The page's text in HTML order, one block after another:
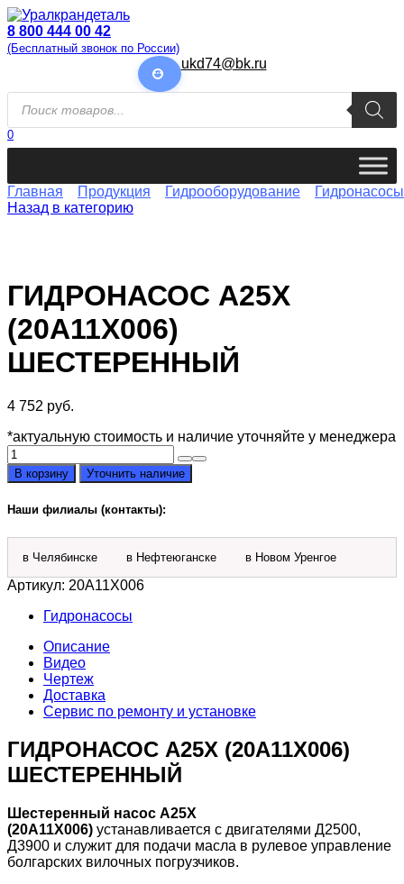
Перейти
к
содержанию
8 800 444 00 42
(Бесплатный звонок по России)
ukd74@bk.ru
Поиск
товаров
0
Главная Продукция Гидрооборудование
Гидронасосы
Назад в категорию
ГИДРОНАСОС А25Х
(20А11Х006)
ШЕСТЕРЕННЫЙ
4 752 руб.
*актуальную стоимость и наличие уточняйте у менеджера
Количество
товара
Гидронасос
А25Х
(20А11Х006)
шестеренный
В корзину Уточнить наличие
Наши филиалы (контакты):
в Челябинске в Нефтеюганске в Новом Уренгое
Артикул: 20А11Х006
Гидронасосы
Описание
Видео
Чертеж
Доставка
Сервис по ремонту и установке
ГИДРОНАСОС А25Х (20А11Х006)
ШЕСТЕРЕННЫЙ
Шестеренный насос А25Х
(20А11Х006) устанавливается с двигателями Д2500,
Д3900 и служит для подачи масла в рулевое управление
болгарских вилочных погрузчиков.